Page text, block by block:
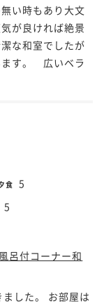
い時もあり大文
が良ければ絶景
な和室でしたが
ます。 広いベラ
食 5
5
呂付コーナー和
した。 お部屋は